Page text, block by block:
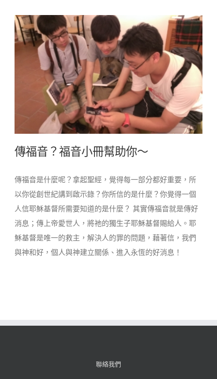
傳福音？福音小冊幫助你～
傳福音是什麼呢？拿起聖經，覺得每一部分都好重要，所
以你從創世紀講到啟示錄？你所信的是什麼？你覺得一個
人信耶穌基督所需要知道的是什麼？ 其實傳福音就是傳好
消息；傳上帝愛世人，將祂的獨生子耶穌基督賜給人。耶
穌基督是唯一的救主，解決人的罪的問題，藉著信，我們
與神和好，個人與神建立關係、進入永恆的好消息！
聯絡我們